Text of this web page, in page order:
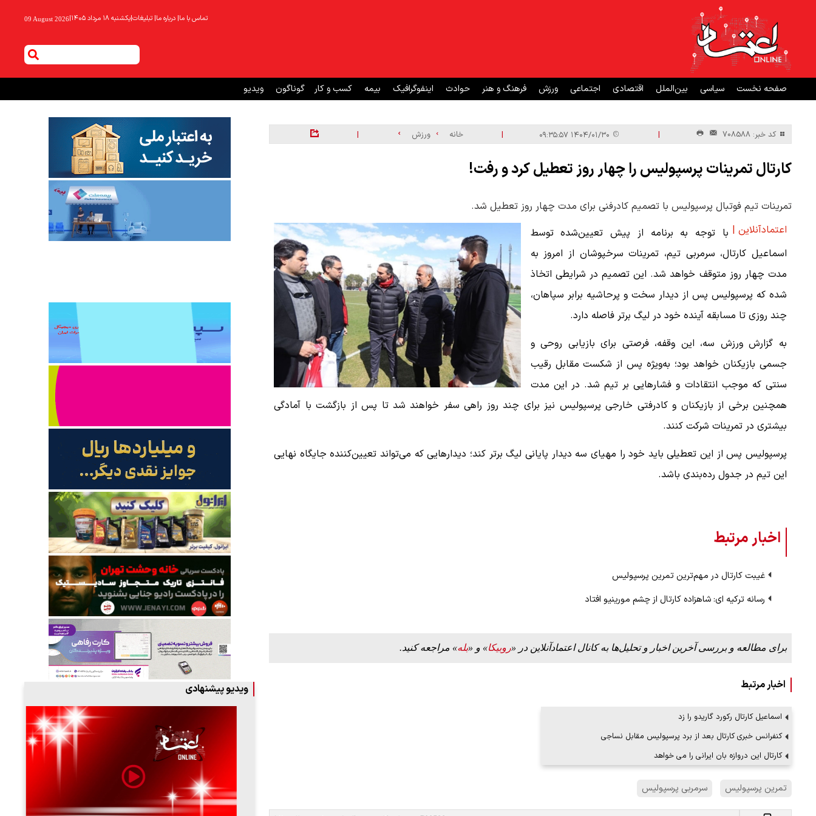
تماس با ما| درباره ما| تبلیغات|یکشنبه ۱۸ مرداد ۱۴۰۵ |
09 August 2026
صفحه نخست سیاسی بین‌الملل اقتصادی اجتماعی ورزش فرهنگ و هنر حوادث اینفوگرافیک بیمه کسب و کار گوناگون ویدیو
کد خبر: 708588 |
| خانه ورزش |
کارتال تمرینات پرسپولیس را چهار روز تعطیل کرد و رفت!
تمرینات تیم فوتبال پرسپولیس با تصمیم کادرفنی برای مدت چهار روز تعطیل شد.
اعتمادآنلاین | با توجه به برنامه از پیش تعیین‌شده توسط
اسماعیل کارتال، سرمربی تیم، تمرینات سرخپوشان از امروز به
مدت چهار روز متوقف خواهد شد. این تصمیم در شرایطی اتخاذ
شده که پرسپولیس پس از دیدار سخت و پرحاشیه برابر سپاهان،
چند روزی تا مسابقه آینده خود در لیگ برتر فاصله دارد.
به گزارش ورزش سه، این وقفه، فرصتی برای بازیابی روحی و
جسمی بازیکنان خواهد بود؛ به‌ویژه پس از شکست مقابل رقیب
سنتی که موجب انتقادات و فشارهایی بر تیم شد. در این مدت
همچنین برخی از بازیکنان و کادرفتی خارجی پرسپولیس نیز برای چند روز راهی سفر خواهند شد تا پس از بازگشت با آمادگی
بیشتری در تمرینات شرکت کنند.
پرسپولیس پس از این تعطیلی باید خود را مهیای سه دیدار پایانی لیگ برتر کند؛ دیدارهایی که می‌تواند تعیین‌کننده جایگاه نهایی
این تیم در جدول رده‌بندی باشد.
اخبار مرتبط
غیبت کارتال در مهم‌ترین تمرین پرسپولیس
رسانه ترکیه ای: شاهزاده کارتال از چشم مورینیو افتاد
برای مطالعه و بررسی آخرین اخبار و تحلیل‌ها به کانال اعتمادآنلاین در «روبیکا» و «بله» مراجعه کنید.
اخبار مرتبط
اسماعیل کارتال رکورد گاریدو را زد
کنفرانس خبری کارتال بعد از برد پرسپولیس مقابل نساجی
کارتال این دروازه بان ایرانی را می خواهد
تمرین پرسپولیس سرمربی پرسپولیس
ویدیو پیشنهادی